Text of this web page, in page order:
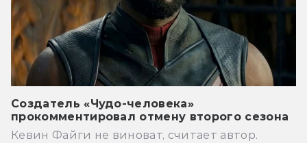
Создатель «Чудо-человека»
прокомментировал отмену второго сезона
Кевин Файги не виноват, считает автор.